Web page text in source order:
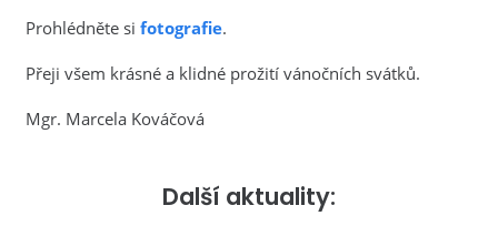
Prohlédněte si fotografie.
Přeji všem krásné a klidné prožití vánočních svátků.
Mgr. Marcela Kováčová
Další aktuality: